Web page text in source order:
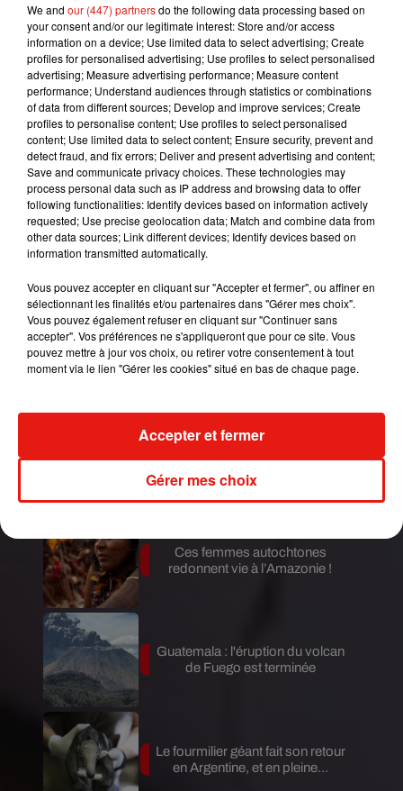
Publié : 29 juin 2020 à 15h14 par A.L.
dû passer une série de tests avant de
devoirprésenter un projet commercial devant un
jury de professionnels du milieu. Son travail axé
sur le rôle de l’intelligence artificielle dans
l’organisation future du travail a séduit les jurés.
suivre...
Ces femmes autochtones
redonnent vie à l’Amazonie !
Guatemala : l'éruption du volcan
de Fuego est terminée
Le fourmilier géant fait son retour
en Argentine, et en pleine...
We and our (447) partnersdo the following data processing based on
your consent and/or our legitimate interest: Store and/or access
information on a device; Use limited data to select advertising; Create
profiles for personalised advertising; Use profiles to select personalised
advertising; Measure advertising performance; Measure content
performance; Understand audiences through statistics or combinations
of data from different sources; Develop and improve services; Create
profiles to personalise content; Use profiles to select personalised
content; Use limited data to select content; Ensure security, prevent and
detect fraud, and fix errors; Deliver and present advertising and content;
Save and communicate privacy choices. These technologies may
process personal data such as IP address and browsing data to offer
following functionalities: Identify devices based on information actively
requested; Use precise geolocation data; Match and combine data from
other data sources; Link different devices; Identify devices based on
information transmitted automatically.
Vous pouvez accepter en cliquant sur "Accepter et fermer", ou affiner en
sélectionnant les finalités et/ou partenaires dans "Gérer mes choix".
Vous pouvez également refuser en cliquant sur "Continuer sans
accepter". Vos préférences ne s'appliqueront que pour ce site. Vous
pouvez mettre à jour vos choix, ou retirer votre consentement à tout
moment via le lien "Gérer les cookies" situé en bas de chaque page.
Gérer mes choix
Accepter et fermer